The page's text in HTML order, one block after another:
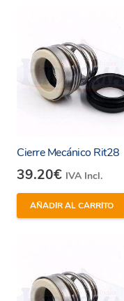
Cierre Mecánico Rit28
39.20€ IVA Incl.
AÑADIR AL CARRITO